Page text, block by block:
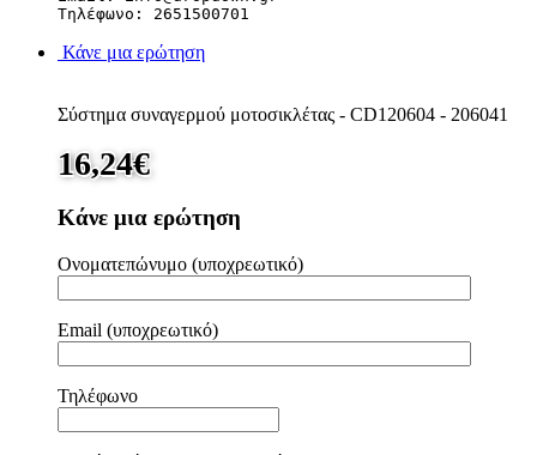
Τηλέφωνο: 2651500701
Κάνε μια ερώτηση
Σύστημα συναγερμού μοτοσικλέτας - CD120604 - 206041
16,24€
Κάνε μια ερώτηση
Ονοματεπώνυμο (υποχρεωτικό)
Email (υποχρεωτικό)
Τηλέφωνο